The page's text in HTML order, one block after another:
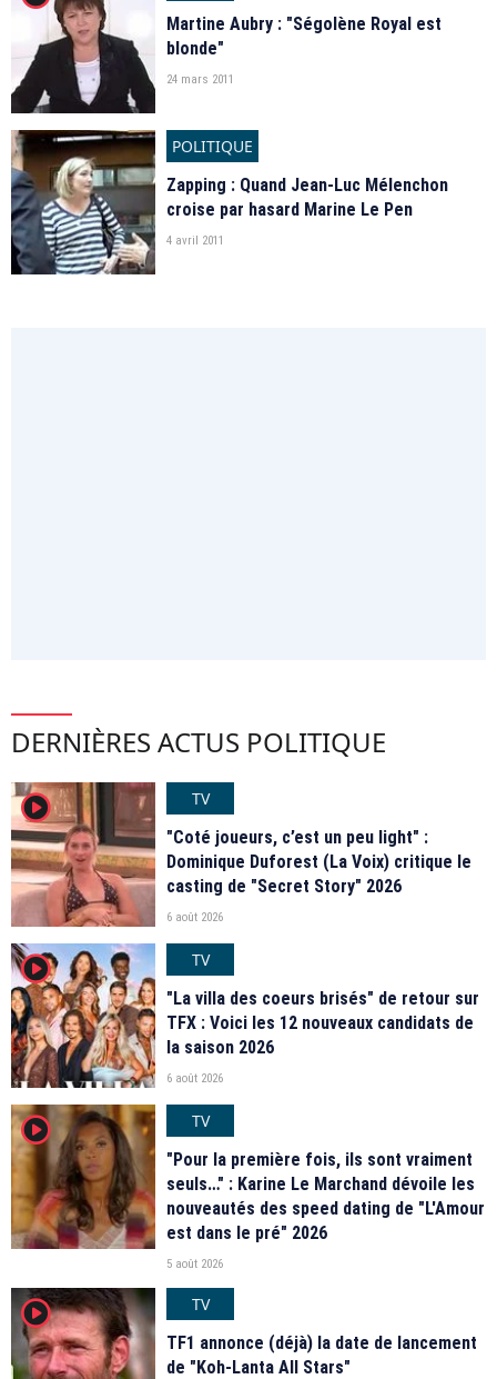
Martine Aubry : "Ségolène Royal est
blonde"
24 mars 2011
POLITIQUE
Zapping : Quand Jean-Luc Mélenchon
croise par hasard Marine Le Pen
4 avril 2011
DERNIÈRES ACTUS POLITIQUE
player2
TV
"Coté joueurs, c’est un peu light" :
Dominique Duforest (La Voix) critique le
casting de "Secret Story" 2026
6 août 2026
player2
TV
"La villa des coeurs brisés" de retour sur
TFX : Voici les 12 nouveaux candidats de
la saison 2026
6 août 2026
player2
TV
"Pour la première fois, ils sont vraiment
seuls…" : Karine Le Marchand dévoile les
nouveautés des speed dating de "L'Amour
est dans le pré" 2026
5 août 2026
player2
TV
TF1 annonce (déjà) la date de lancement
de "Koh-Lanta All Stars"